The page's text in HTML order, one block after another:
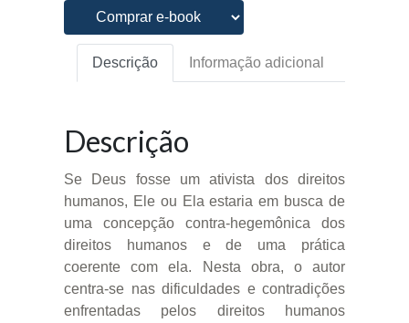
Descrição Informação adicional
Descrição
Se Deus fosse um ativista dos direitos
humanos, Ele ou Ela estaria em busca de
uma concepção contra-hegemônica dos
direitos humanos e de uma prática
coerente com ela. Nesta obra, o autor
centra-se nas dificuldades e contradições
enfrentadas pelos direitos humanos